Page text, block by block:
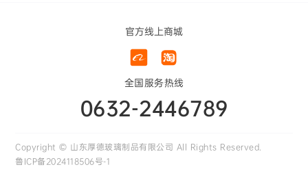
官方线上商城
全国服务热线
0632-2446789
Copyright © 山东厚德玻璃制品有限公司 All Rights Reserved.
鲁ICP备2024118506号-1